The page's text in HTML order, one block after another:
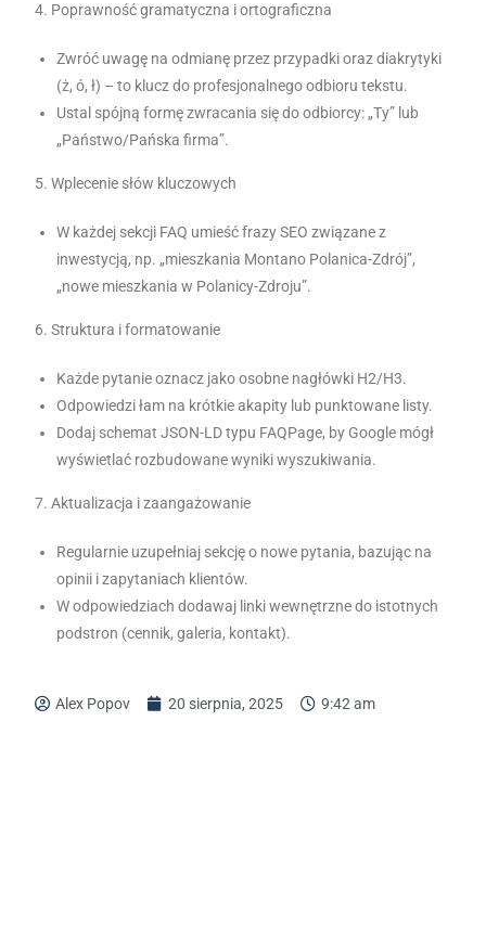
4. Poprawność gramatyczna i ortograficzna
Zwróć uwagę na odmianę przez przypadki oraz diakrytyki
(ż, ó, ł) – to klucz do profesjonalnego odbioru tekstu.
Ustal spójną formę zwracania się do odbiorcy: „Ty” lub
„Państwo/Pańska firma”.
5. Wplecenie słów kluczowych
W każdej sekcji FAQ umieść frazy SEO związane z
inwestycją, np. „mieszkania Montano Polanica-Zdrój”,
„nowe mieszkania w Polanicy-Zdroju”.
6. Struktura i formatowanie
Każde pytanie oznacz jako osobne nagłówki H2/H3.
Odpowiedzi łam na krótkie akapity lub punktowane listy.
Dodaj schemat JSON-LD typu FAQPage, by Google mógł
wyświetlać rozbudowane wyniki wyszukiwania.
7. Aktualizacja i zaangażowanie
Regularnie uzupełniaj sekcję o nowe pytania, bazując na
opinii i zapytaniach klientów.
W odpowiedziach dodawaj linki wewnętrzne do istotnych
podstron (cennik, galeria, kontakt).
Alex Popov 20 sierpnia, 2025 9:42 am